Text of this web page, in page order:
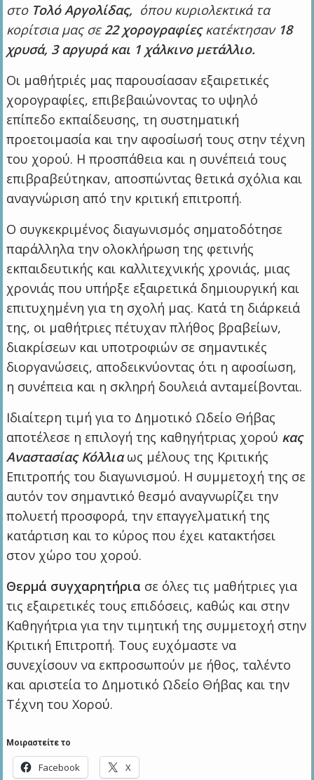
στο Τολό Αργολίδας, όπου κυριολεκτικά τα
κορίτσια μας σε 22 χορογραφίεςκατέκτησαν 18
χρυσά, 3 αργυρά και 1 χάλκινο μετάλλιο.
Οι μαθήτριές μας παρουσίασαν εξαιρετικές
χορογραφίες, επιβεβαιώνοντας το υψηλό
επίπεδο εκπαίδευσης, τη συστηματική
προετοιμασία και την αφοσίωσή τους στην τέχνη
του χορού. Η προσπάθεια και η συνέπειά τους
επιβραβεύτηκαν, αποσπώντας θετικά σχόλια και
αναγνώριση από την κριτική επιτροπή.
Ο συγκεκριμένος διαγωνισμός σηματοδότησε
παράλληλα την ολοκλήρωση της φετινής
εκπαιδευτικής και καλλιτεχνικής χρονιάς, μιας
χρονιάς που υπήρξε εξαιρετικά δημιουργική και
επιτυχημένη για τη σχολή μας. Κατά τη διάρκειά
της, οι μαθήτριες πέτυχαν πλήθος βραβείων,
διακρίσεων και υποτροφιών σε σημαντικές
διοργανώσεις, αποδεικνύοντας ότι η αφοσίωση,
η συνέπεια και η σκληρή δουλειά ανταμείβονται.
Ιδιαίτερη τιμή για το Δημοτικό Ωδείο Θήβας
αποτέλεσε η επιλογή της καθηγήτριας χορού κας
Αναστασίας Κόλλιαως μέλους της Κριτικής
Επιτροπής του διαγωνισμού. Η συμμετοχή της σε
αυτόν τον σημαντικό θεσμό αναγνωρίζει την
πολυετή προσφορά, την επαγγελματική της
κατάρτιση και το κύρος που έχει κατακτήσει
στον χώρο του χορού.
Θερμά συγχαρητήρια σε όλες τις μαθήτριες για
τις εξαιρετικές τους επιδόσεις, καθώς και στην
Καθηγήτρια για την τιμητική της συμμετοχή στην
Κριτική Επιτροπή. Τους ευχόμαστε να
συνεχίσουν να εκπροσωπούν με ήθος, ταλέντο
και αριστεία το Δημοτικό Ωδείο Θήβας και την
Τέχνη του Χορού.
Μοιραστείτε το
Facebook X